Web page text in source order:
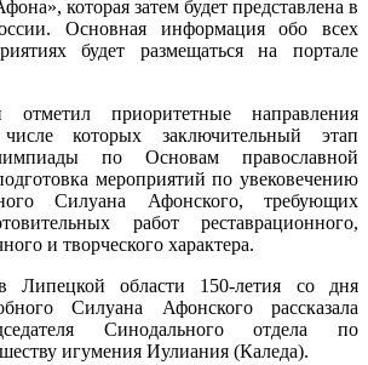
которая затем будет представлена в
Основная информация обо всех
будет размещаться на портале
приоритетные направления
которых заключительный этап
по Основам православной
мероприятий по увековечению
Силуана Афонского, требующих
работ реставрационного,
и творческого характера.
Липецкой области 150-летия со дня
Силуана Афонского рассказала
Синодального отдела по
игумения Иулиания (Каледа).